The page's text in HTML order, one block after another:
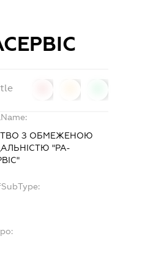
З ОБМЕЖЕНОЮ
"РА-